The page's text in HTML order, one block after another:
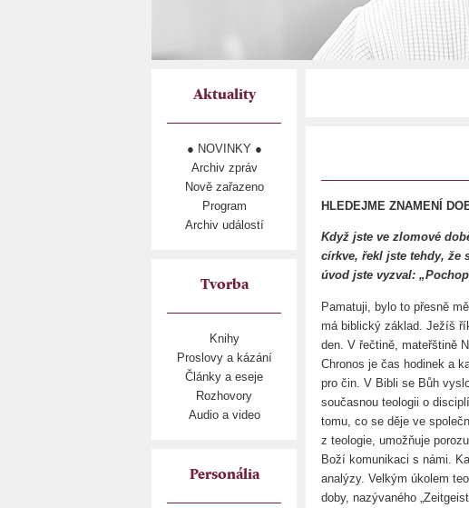
Aktuality
● NOVINKY ●
Archiv zpráv
Nově zařazeno
Program
Archiv událostí
Tvorba
Knihy
Proslovy a kázání
Články a eseje
Rozhovory
Audio a video
Personália
HLEDEJME ZNAMENÍ
Když jste ve zlomové
církve, řekl jste tehdy, že
úvod jste vyzval:
Pamatuji, bylo to přesně
má biblický základ. Ježíš
den. V řečtině, mateřštině
Chronos je čas hodinek a
pro čin. V Bibli se Bůh
současnou teologii o
tomu, co se děje ve
z teologie, umožňuje
Boží komunikaci s námi.
analýzy. Velkým úkolem
doby, nazývaného